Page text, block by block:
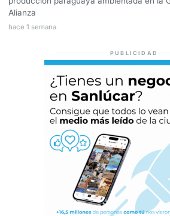
Alianza
hace 1 semana
PUBLICIDAD